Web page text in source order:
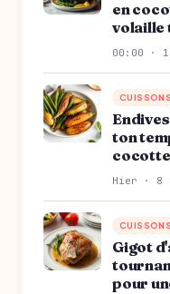
en
volaille
00:00 ·
ton
Hier · 8
Gigot
pour